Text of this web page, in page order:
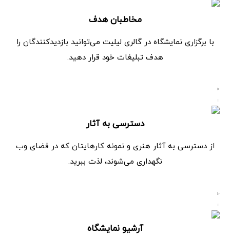
مخاطبان هدف
با برگزاری نمایشگاه در گالری لیلیت می‌توانید بازدیدکنندگان را
هدف تبلیغات خود قرار دهید.
دسترسی به آثار
از دسترسی به آثار هنری و نمونه کارهایتان که در فضای وب
نگهداری می‌شوند، لذت ببرید.
آرشیو نمایشگاه